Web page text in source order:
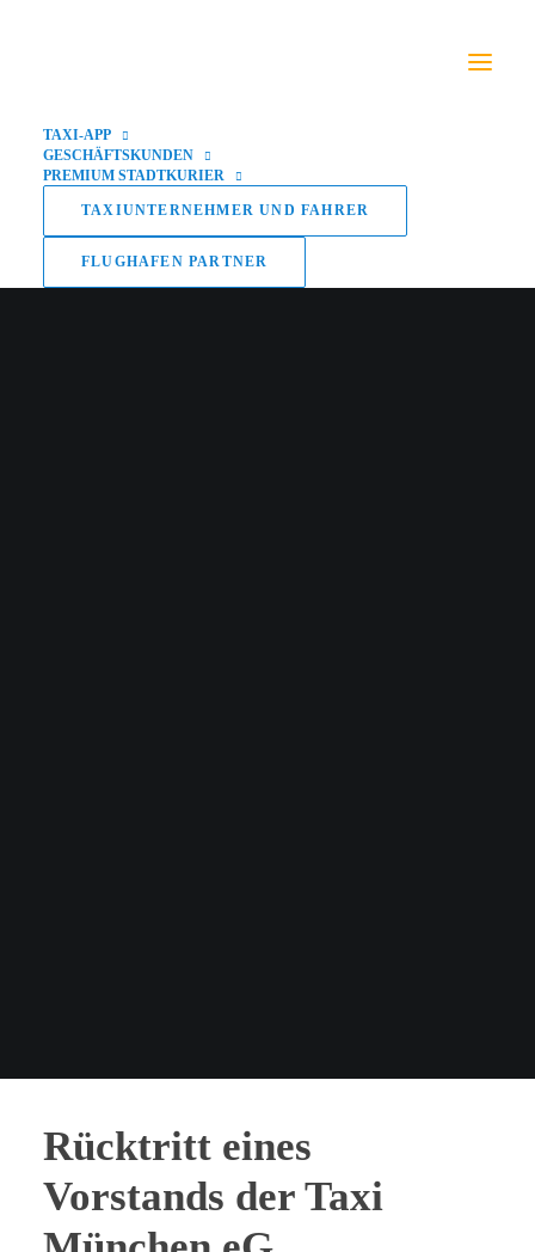
TAXI-APP
GESCHÄFTSKUNDEN
PREMIUM STADTKURIER
TAXIUNTERNEHMER UND FAHRER
FLUGHAFEN PARTNER
Rücktritt eines
Vorstands der Taxi